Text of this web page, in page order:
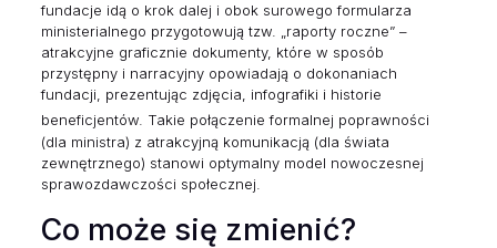
fundacje idą o krok dalej i obok surowego formularza
ministerialnego przygotowują tzw. „raporty roczne” –
atrakcyjne graficznie dokumenty, które w sposób
przystępny i narracyjny opowiadają o dokonaniach
fundacji, prezentując zdjęcia, infografiki i historie
beneficjentów. Takie połączenie formalnej poprawności
(dla ministra) z atrakcyjną komunikacją (dla świata
zewnętrznego) stanowi optymalny model nowoczesnej
sprawozdawczości społecznej.
Co może się zmienić?